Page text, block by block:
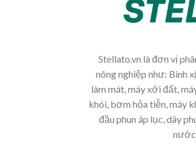
Stellato.vn là đơn vị
nông nghiệp như: Bình
làm mát, máy xới đất,
khói, bơm hỏa tiễn, máy
đầu phun áp lục, dây